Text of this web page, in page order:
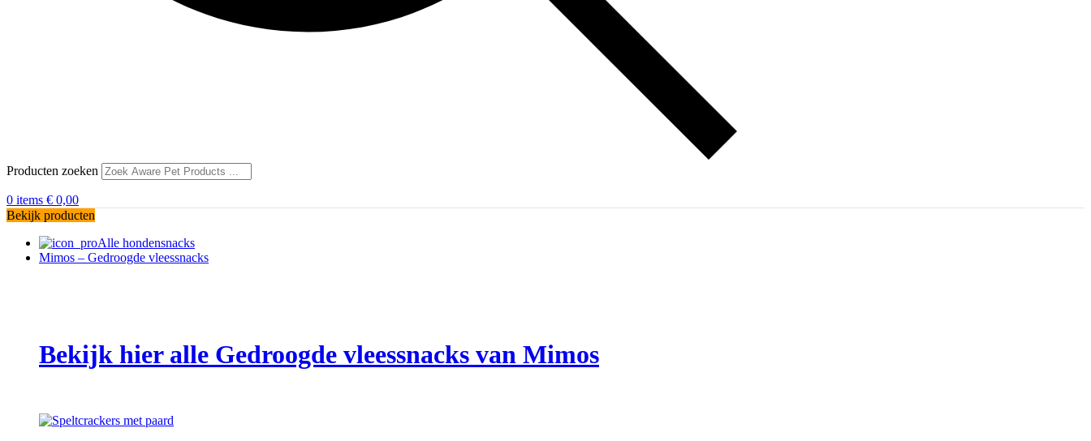
Producten zoeken
0 items € 0,00
Bekijk producten
Alle hondensnacks
Mimos – Gedroogde vleessnacks
Bekijk hier alle Gedroogde vleessnacks van Mimos